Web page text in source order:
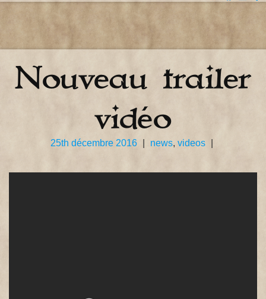
Nouveau trailer
vidéo
25th décembre 2016 news, videos